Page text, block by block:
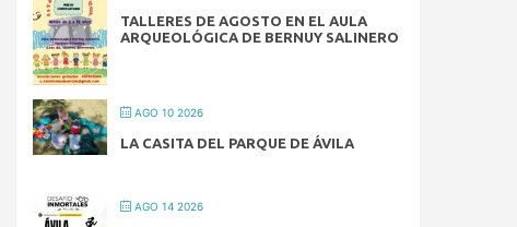
TALLERES DE AGOSTO EN EL AULA
ARQUEOLÓGICA DE BERNUY SALINERO
AGO 10 2026
LA CASITA DEL PARQUE DE ÁVILA
AGO 14 2026